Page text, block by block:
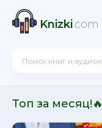
Knizki.com
Топ за месяц!🔥